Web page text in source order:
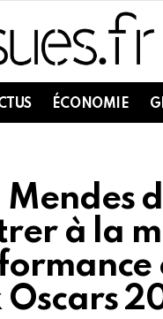
ÉCONOMIE
Mendes
à la
Oscars